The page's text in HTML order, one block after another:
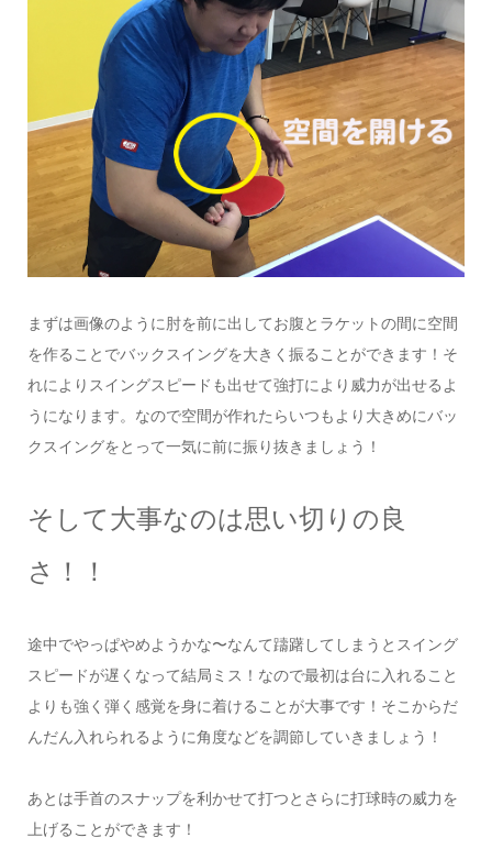
まずは画像のように肘を前に出してお腹とラケットの間に空間
を作ることでバックスイングを大きく振ることができます！そ
れによりスイングスピードも出せて強打により威力が出せるよ
うになります。なので空間が作れたらいつもより大きめにバッ
クスイングをとって一気に前に振り抜きましょう！
そして大事なのは思い切りの良
さ！！
途中でやっぱやめようかな〜なんて躊躇してしまうとスイング
スピードが遅くなって結局ミス！なので最初は台に入れること
よりも強く弾く感覚を身に着けることが大事です！そこからだ
んだん入れられるように角度などを調節していきましょう！
あとは手首のスナップを利かせて打つとさらに打球時の威力を
上げることができます！